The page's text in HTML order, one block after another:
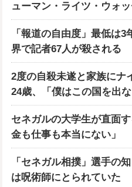
ューマン・ライツ・ウォ
「報道の自由度」最低は
界で記者67人が殺される
2度の自殺未遂と家族にナ
24歳、「僕はこの国を出
セネガルの大学生が直面
金も仕事も本当にない」
「セネガル相撲」選手の
は呪術師にとられていた